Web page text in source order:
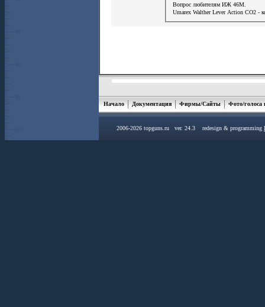
Вопрос любителям ИЖ 46М.
Umarex Walther Lever Action СО2 -
Начало Документация Фирмы/Сайты Фото/голоса
2006-2026 topguns.ru ver. 24.3 redesign & programming